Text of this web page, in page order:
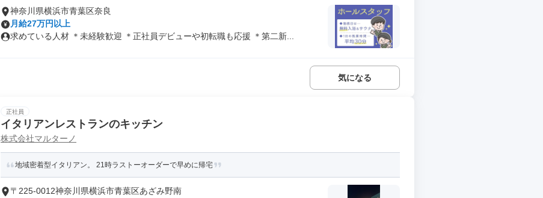
神奈川県横浜市青葉区奈良
月給27万円以上
求めている人材 ＊未経験歓迎 ＊正社員デビューや初転職も応援 ＊第二新...
気になる
正社員
イタリアンレストランのキッチン
株式会社マルターノ
地域密着型イタリアン。 21時ラストーオーダーで早めに帰宅
〒225-0012神奈川県横浜市青葉区あざみ野南